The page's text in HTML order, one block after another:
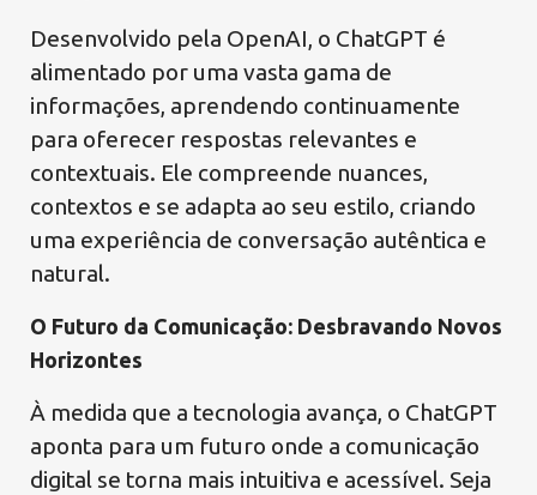
Desenvolvido pela OpenAI, o ChatGPT é
alimentado por uma vasta gama de
informações, aprendendo continuamente
para oferecer respostas relevantes e
contextuais. Ele compreende nuances,
contextos e se adapta ao seu estilo, criando
uma experiência de conversação autêntica e
natural.
O Futuro da Comunicação: Desbravando Novos
Horizontes
À medida que a tecnologia avança, o ChatGPT
aponta para um futuro onde a comunicação
digital se torna mais intuitiva e acessível. Seja